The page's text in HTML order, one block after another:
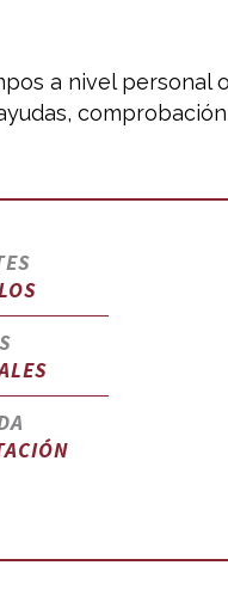
a nivel personal